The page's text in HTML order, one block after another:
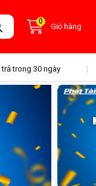
0
Giỏ hàng
trong 30 ngày